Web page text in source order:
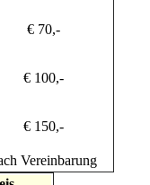
€ 70,-
€ 100,-
€ 150,-
Vereinbarung